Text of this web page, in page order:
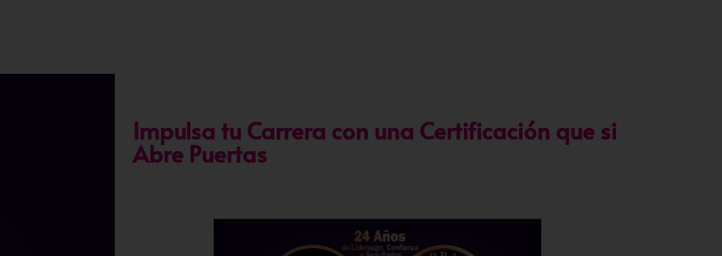
Impulsa tu Carrera con una Certificación que si
Abre Puertas